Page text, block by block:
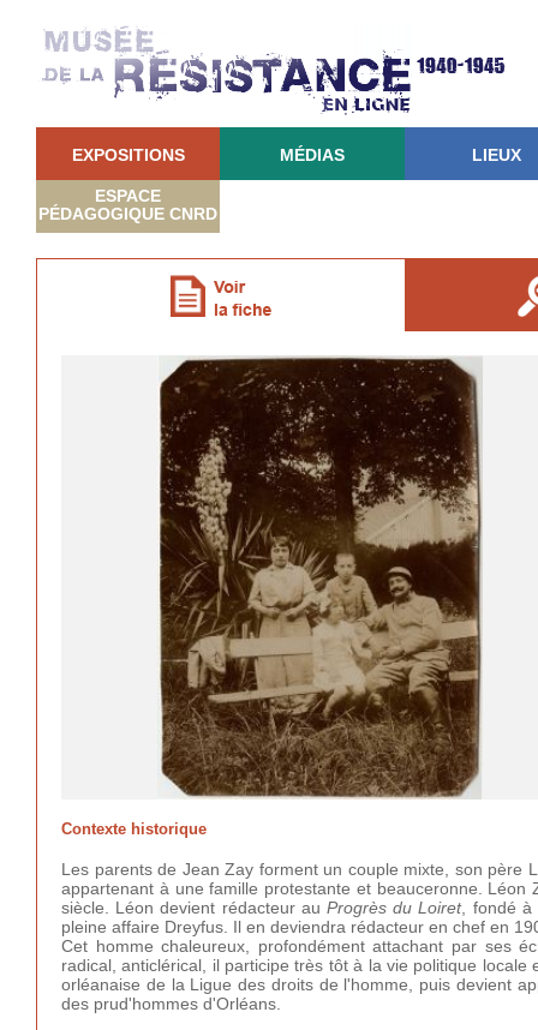
EXPOSITIONS MÉDIAS LIEUX
ESPACE
PÉDAGOGIQUE CNRD
Contexte historique
Les parents de Jean Zay forment un couple mixte, son père
appartenant à une famille protestante et beauceronne.
siècle. Léon devient rédacteur auProgrès du Loiret, fondé à
pleine affaire Dreyfus. Il en deviendra rédacteur en chef en
Cet homme chaleureux, profondément attachant par ses
radical, anticlérical, il participe très tôt à la vie politique
orléanaise de la Ligue des droits de l'homme, puis devient
des prud'hommes d'Orléans.